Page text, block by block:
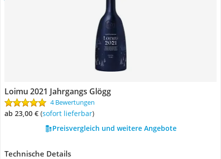
Loimu 2021 Jahrgangs Glögg
4 Bewertungen
ab 23,00 € ( Sofort lieferbar)
Preisvergleich und weitere Angebote
Technische Details